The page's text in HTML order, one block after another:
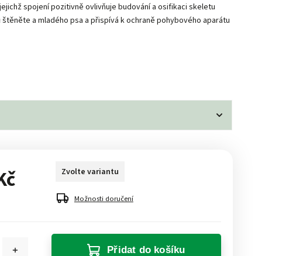
spojení pozitivně ovlivňuje budování a osifikaci skeletu
a mladého psa a přispívá k ochraně pohybového aparátu
Zvolte variantu
Možnosti doručení
Přidat do košíku